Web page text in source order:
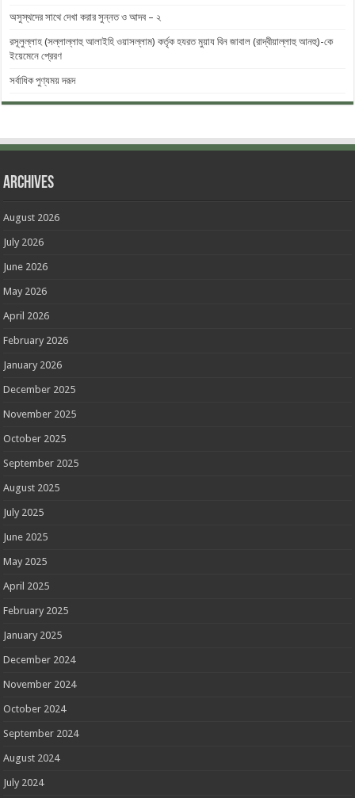
অসুস্থদের সাথে দেখা করার সুন্নত ও আদব – ২
রসূলুল্লাহ (সল্লাল্লাহু আলাইহি ওয়াসল্লাম) কর্তৃক হযরত মুয়ায বিন জাবাল (রাদ্বীয়াল্লাহু আনহু)-কে
ইয়েমেনে প্রেরণ
সর্বাধিক পুণ্যময় দরূদ
Archives
August 2026
July 2026
June 2026
May 2026
April 2026
February 2026
January 2026
December 2025
November 2025
October 2025
September 2025
August 2025
July 2025
June 2025
May 2025
April 2025
February 2025
January 2025
December 2024
November 2024
October 2024
September 2024
August 2024
July 2024